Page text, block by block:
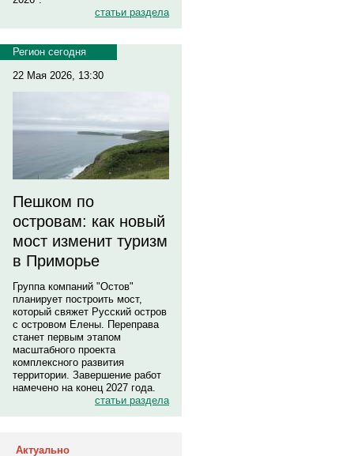
статьи раздела
Регион сегодня
22 Мая 2026, 13:30
Пешком по
островам: как новый
мост изменит туризм
в Приморье
Группа компаний "Остов"
планирует построить мост,
который свяжет Русский остров
с островом Елены. Переправа
станет первым этапом
масштабного проекта
комплексного развития
территории. Завершение работ
намечено на конец 2027 года.
статьи раздела
Актуально